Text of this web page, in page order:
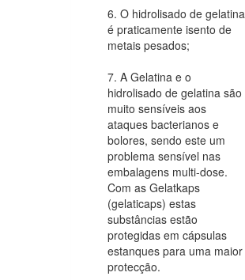
6. O hidrolisado de gelatina
é praticamente isento de
metais pesados;
7. A Gelatina e o
hidrolisado de gelatina são
muito sensíveis aos
ataques bacterianos e
bolores, sendo este um
problema sensível nas
embalagens multi-dose.
Com as Gelatkaps
(gelaticaps) estas
substâncias estão
protegidas em cápsulas
estanques para uma maior
protecção.